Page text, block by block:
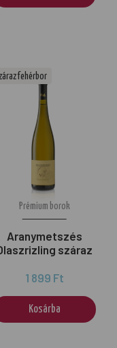
Prémium borok
Aranymetszés
száraz
1 899 Ft
Kosárba
fehérbor